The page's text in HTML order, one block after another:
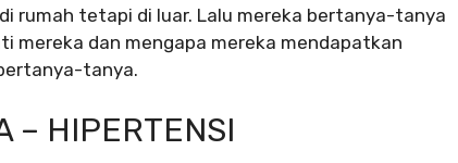
rumah tetapi di luar. Lalu mereka bertanya-tanya
mereka dan mengapa mereka mendapatkan
tanya.
– HIPERTENSI